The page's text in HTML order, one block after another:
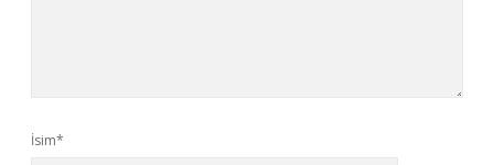
İsim*